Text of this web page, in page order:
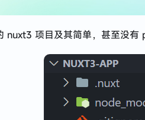
nuxt3 项目及其简单，甚至没